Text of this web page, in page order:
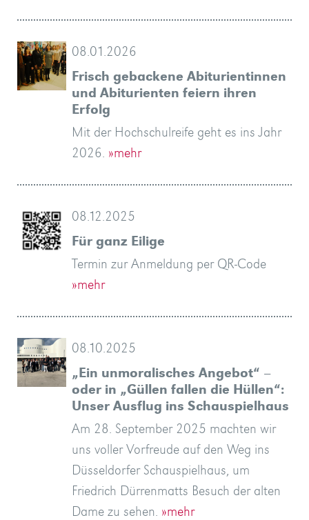
08.01.2026
Frisch gebackene Abiturientinnen
und Abiturienten feiern ihren
Erfolg
Mit der Hochschulreife geht es ins Jahr
2026. »mehr
08.12.2025
Für ganz Eilige
Termin zur Anmeldung per QR-Code
»mehr
08.10.2025
„Ein unmoralisches Angebot“ –
oder in „Güllen fallen die Hüllen“:
Unser Ausflug ins Schauspielhaus
Am 28. September 2025 machten wir
uns voller Vorfreude auf den Weg ins
Düsseldorfer Schauspielhaus, um
Friedrich Dürrenmatts Besuch der alten
Dame zu sehen. »mehr